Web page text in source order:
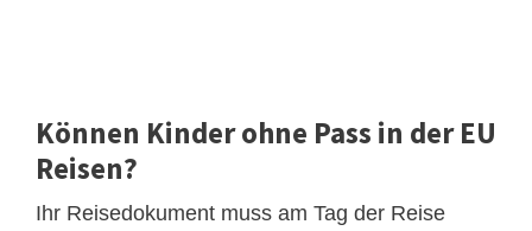
Können Kinder ohne Pass in der EU
Reisen?
Ihr Reisedokument muss am Tag der Reise